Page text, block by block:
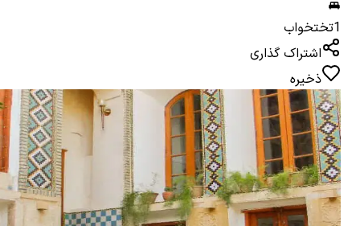
1تختخواب
اشتراک گذاری
ذخیره